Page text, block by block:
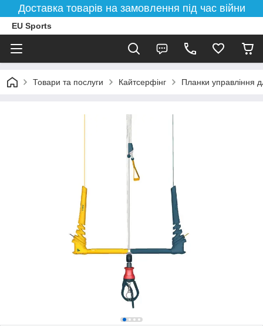
Доставка товарів на замовлення під час війни
EU Sports
Товари та послуги Кайтсерфінг Планки управління